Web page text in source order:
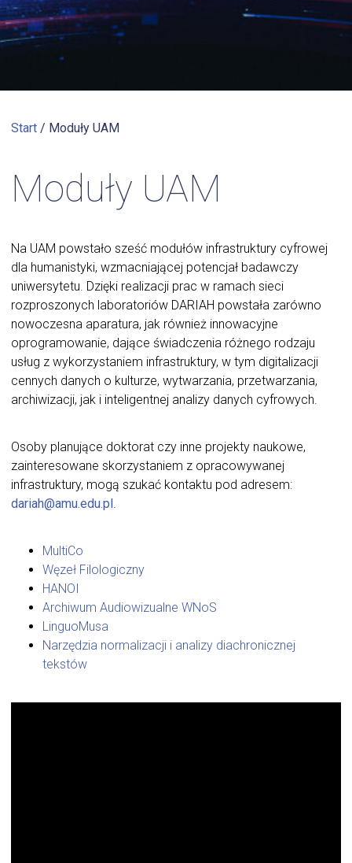
Start / Moduły UAM
Moduły UAM
Na UAM powstało sześć modułów infrastruktury cyfrowej
dla humanistyki, wzmacniającej potencjał badawczy
uniwersytetu. Dzięki realizacji prac w ramach sieci
rozproszonych laboratoriów DARIAH powstała zarówno
nowoczesna aparatura, jak również innowacyjne
oprogramowanie, dające świadczenia różnego rodzaju
usług z wykorzystaniem infrastruktury, w tym digitalizacji
cennych danych o kulturze, wytwarzania, przetwarzania,
archiwizacji, jak i inteligentnej analizy danych cyfrowych.
Osoby planujące doktorat czy inne projekty naukowe,
zainteresowane skorzystaniem z opracowywanej
infrastruktury, mogą szukać kontaktu pod adresem:
dariah@amu.edu.pl
MultiCo
Węzeł Filologiczny
HANOI
Archiwum Audiowizualne WNoS
LinguoMusa
Narzędzia normalizacji i analizy diachronicznej
tekstów